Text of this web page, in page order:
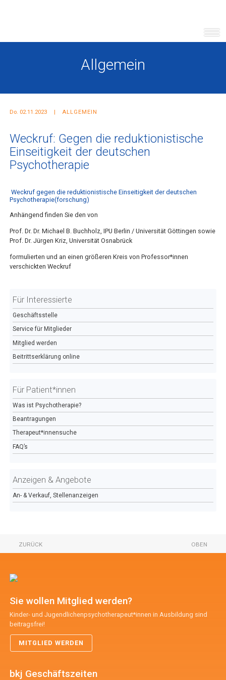
Allgemein
Do. 02.11.2023 ALLGEMEIN
Weckruf: Gegen die reduktionistische
Einseitigkeit der deutschen
Psychotherapie
Weckruf gegen die reduktionistische Einseitigkeit der deutschen
Psychotherapie(forschung)
Anhängend finden Sie den von
Prof. Dr. Dr. Michael B. Buchholz, IPU Berlin / Universität Göttingen sowie
Prof. Dr. Jürgen Kriz, Universität Osnabrück
formulierten und an einen größeren Kreis von Professor*innen
verschickten Weckruf
Für Interessierte
Geschäftsstelle
Service für Mitglieder
Mitglied werden
Beitrittserklärung online
Für Patient*innen
Was ist Psychotherapie?
Beantragungen
Therapeut*innensuche
FAQ’s
Anzeigen & Angebote
An- & Verkauf, Stellenanzeigen
OBEN
ZURÜCK
Sie wollen Mitglied werden?
Kinder- und Jugendlichenpsychotherapeut*innen in Ausbildung sind
beitragsfrei!
MITGLIED WERDEN
bkj Geschäftszeiten